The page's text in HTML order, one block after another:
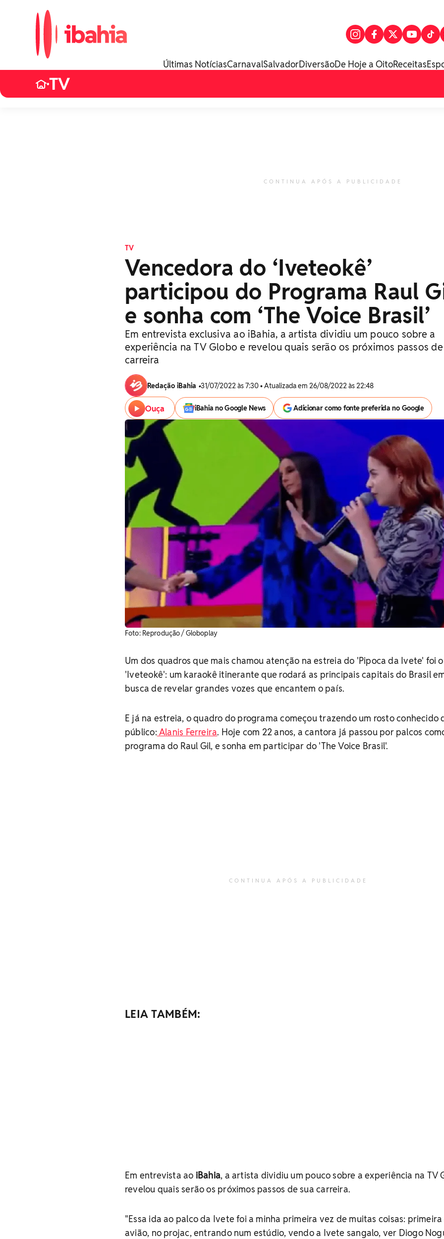
Últimas NotíciasCarnavalSalvadorDiversãoDe Hoje a OitoReceitas
•TV
CONTINUA APÓS A PUBLICIDADE
TV
Vencedora do ‘Iveteokê’
participou do Programa Raul
e sonha com ‘The Voice Brasil’
Em entrevista exclusiva ao iBahia, a artista dividiu um pouco sobre a
experiência na TV Globo e revelou quais serão os próximos passos de
carreira
Redação iBahia •31/07/2022 às 7:30 • Atualizada em 26/08/2022 às 22:48
Ouça iBahia no Google News Adicionar como fonte preferida no Google
Foto: Reprodução / Globoplay
Um dos quadros que mais chamou atenção na estreia do 'Pipoca da Ivete' foi o
'Iveteokê': um karaokê itinerante que rodará as principais capitais do Brasil
busca de revelar grandes vozes que encantem o país.
E já na estreia, o quadro do programa começou trazendo um rosto conhecido
público: Alanis Ferreira. Hoje com 22 anos, a cantora já passou por palcos
programa do Raul Gil, e sonha em participar do 'The Voice Brasil'.
CONTINUA APÓS A PUBLICIDADE
LEIA TAMBÉM:
Em entrevista ao iBahia, a artista dividiu um pouco sobre a experiência na TV
revelou quais serão os próximos passos de sua carreira.
"Essa ida ao palco da Ivete foi a minha primeira vez de muitas coisas:
avião, no projac, entrando num estúdio, vendo a Ivete sangalo, ver Diogo